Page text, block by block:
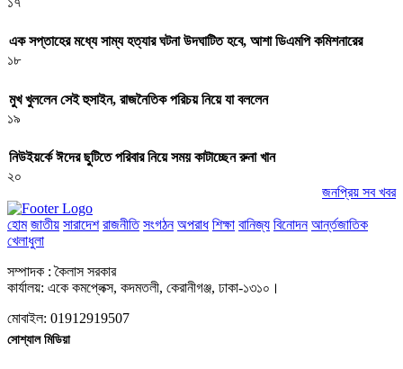
এক সপ্তাহের মধ্যে সাম্য হত্যার ঘটনা উদঘাটিত হবে, আশা ডিএমপি কমিশনারের
১৮
মুখ খুললেন সেই হুসাইন, রাজনৈতিক পরিচয় নিয়ে যা বললেন
১৯
নিউইয়র্কে ঈদের ছুটিতে পরিবার নিয়ে সময় কাটাচ্ছেন রুনা খান
২০
জনপ্রিয় সব খবর
হোম জাতীয় সারাদেশ রাজনীতি সংগঠন অপরাধ শিক্ষা বানিজ্য বিনোদন আর্ন্তজাতিক
খেলাধুলা
সম্পাদক : কৈলাস সরকার
কার্যালয়: একে কমপ্লেক্স, কদমতলী, কেরানীগঞ্জ, ঢাকা-১৩১০।
মোবাইল: 01912919507
সোশ্যাল মিডিয়া